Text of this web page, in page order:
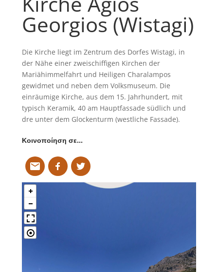
Georgios (Wistagi)
Die Kirche liegt im Zentrum des Dorfes Wistagi, in
der Nähe einer zweischiffigen Kirchen der
Mariähimmelfahrt und Heiligen Charalampos
gewidmet und neben dem Volksmuseum. Die
einräumige Kirche, aus dem 15. Jahrhundert, mit
typisch Keramik, 40 am Hauptfassade südlich und
dre unter dem Glockenturm (westliche Fassade).
Κοινοποίηση σε…